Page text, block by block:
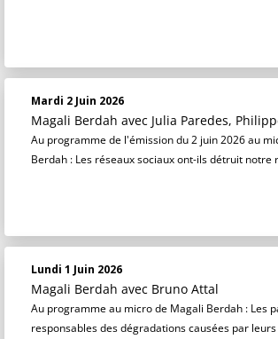
Mardi 2 Juin 2026
Magali Berdah avec Julia Paredes,
Au programme de l'émission du 2 juin 2026 au
Berdah : Les réseaux sociaux ont-ils détruit notre
Lundi 1 Juin 2026
Magali Berdah avec Bruno Attal
Au programme au micro de Magali Berdah : Les
responsables des dégradations causées par leurs